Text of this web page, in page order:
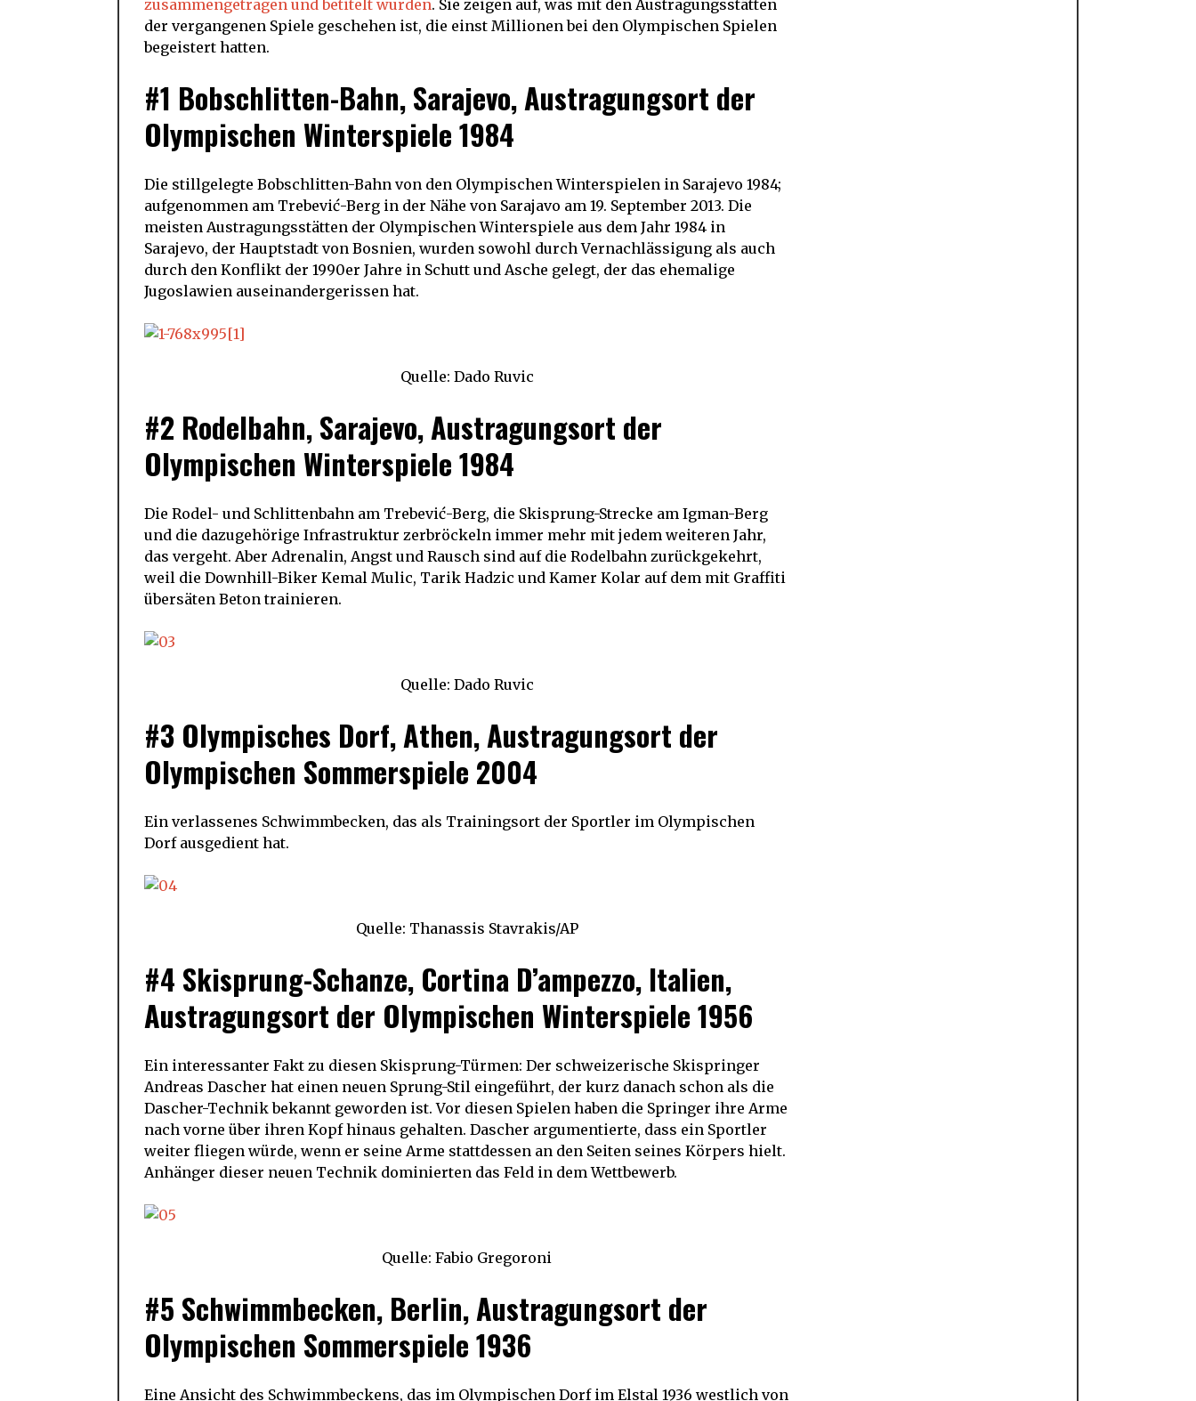
zusammengetragen und betitelt wurden. Sie zeigen auf, was mit den Austragungsstätten
der vergangenen Spiele geschehen ist, die einst Millionen bei den Olympischen Spielen
begeistert hatten.
#1 Bobschlitten-Bahn, Sarajevo, Austragungsort der
Olympischen Winterspiele 1984
Die stillgelegte Bobschlitten-Bahn von den Olympischen Winterspielen in Sarajevo 1984;
aufgenommen am Trebević-Berg in der Nähe von Sarajavo am 19. September 2013. Die
meisten Austragungsstätten der Olympischen Winterspiele aus dem Jahr 1984 in
Sarajevo, der Hauptstadt von Bosnien, wurden sowohl durch Vernachlässigung als auch
durch den Konflikt der 1990er Jahre in Schutt und Asche gelegt, der das ehemalige
Jugoslawien auseinandergerissen hat.
Quelle: Dado Ruvic
#2 Rodelbahn, Sarajevo, Austragungsort der
Olympischen Winterspiele 1984
Die Rodel- und Schlittenbahn am Trebević-Berg, die Skisprung-Strecke am Igman-Berg
und die dazugehörige Infrastruktur zerbröckeln immer mehr mit jedem weiteren Jahr,
das vergeht. Aber Adrenalin, Angst und Rausch sind auf die Rodelbahn zurückgekehrt,
weil die Downhill-Biker Kemal Mulic, Tarik Hadzic und Kamer Kolar auf dem mit Graffiti
übersäten Beton trainieren.
Quelle: Dado Ruvic
#3 Olympisches Dorf, Athen, Austragungsort der
Olympischen Sommerspiele 2004
Ein verlassenes Schwimmbecken, das als Trainingsort der Sportler im Olympischen
Dorf ausgedient hat.
Quelle: Thanassis Stavrakis/AP
#4 Skisprung-Schanze, Cortina D’ampezzo, Italien,
Austragungsort der Olympischen Winterspiele 1956
Ein interessanter Fakt zu diesen Skisprung-Türmen: Der schweizerische Skispringer
Andreas Dascher hat einen neuen Sprung-Stil eingeführt, der kurz danach schon als die
Dascher-Technik bekannt geworden ist. Vor diesen Spielen haben die Springer ihre Arme
nach vorne über ihren Kopf hinaus gehalten. Dascher argumentierte, dass ein Sportler
weiter fliegen würde, wenn er seine Arme stattdessen an den Seiten seines Körpers hielt.
Anhänger dieser neuen Technik dominierten das Feld in dem Wettbewerb.
Quelle: Fabio Gregoroni
#5 Schwimmbecken, Berlin, Austragungsort der
Olympischen Sommerspiele 1936
Eine Ansicht des Schwimmbeckens, das im Olympischen Dorf im Elstal 1936 westlich von